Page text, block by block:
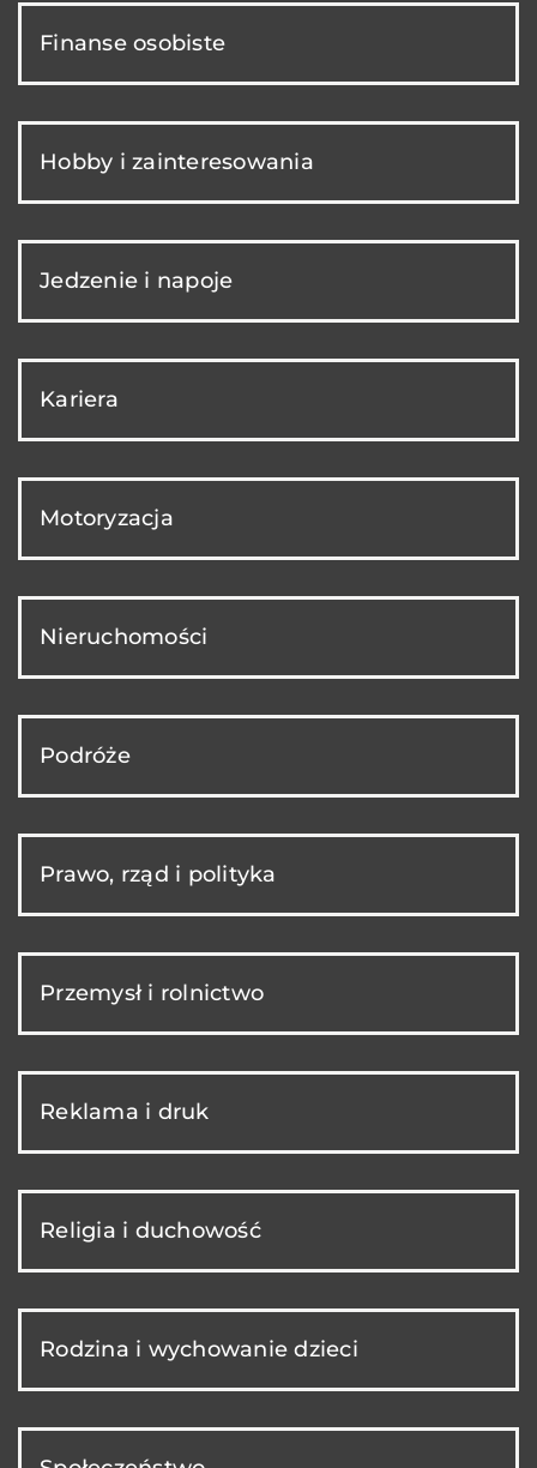
Finanse osobiste
Hobby i zainteresowania
Jedzenie i napoje
Kariera
Motoryzacja
Nieruchomości
Podróże
Prawo, rząd i polityka
Przemysł i rolnictwo
Reklama i druk
Religia i duchowość
Rodzina i wychowanie dzieci